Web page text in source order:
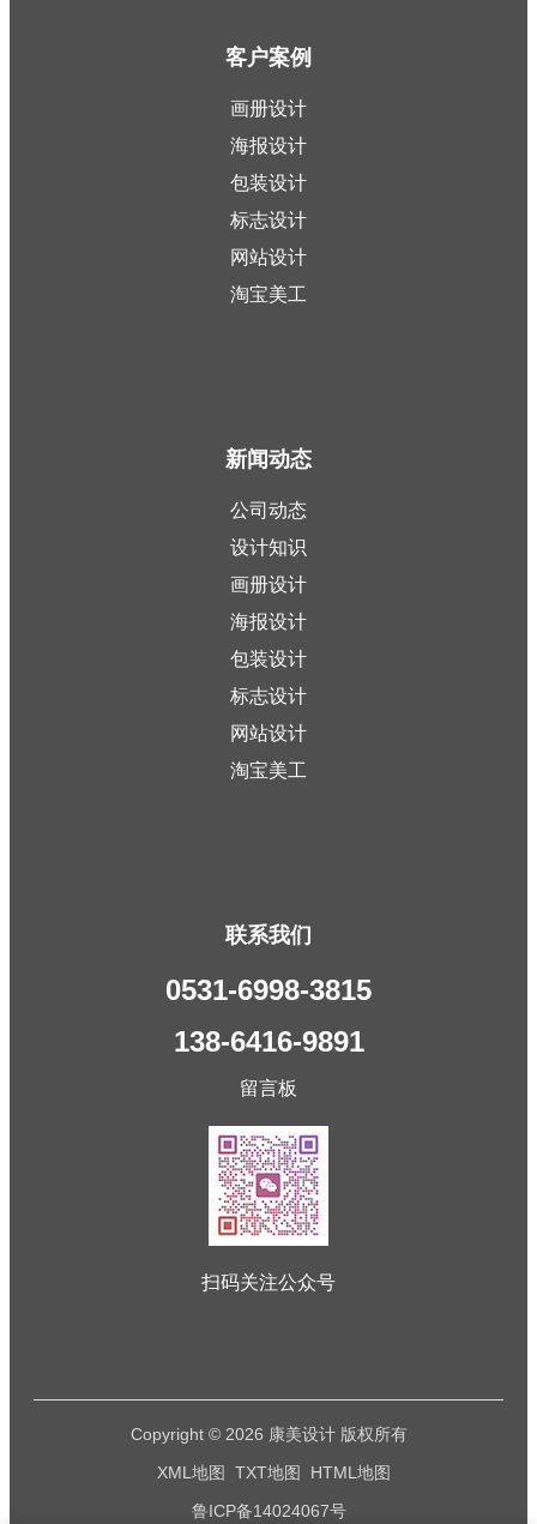
客户案例
画册设计
海报设计
包装设计
标志设计
网站设计
淘宝美工
新闻动态
公司动态
设计知识
画册设计
海报设计
包装设计
标志设计
网站设计
淘宝美工
联系我们
0531-6998-3815
138-6416-9891
留言板
扫码关注公众号
Copyright © 2026 康美设计 版权所有
XML地图
TXT地图
HTML地图
鲁ICP备14024067号